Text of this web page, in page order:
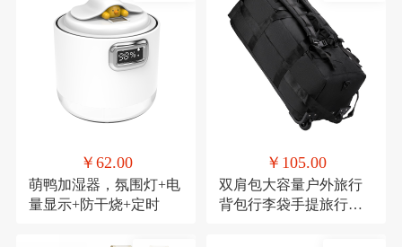
￥62.00
萌鸭加湿器，氛围灯+电
量显示+防干烧+定时
￥105.00
双肩包大容量户外旅行
背包行李袋手提旅行包